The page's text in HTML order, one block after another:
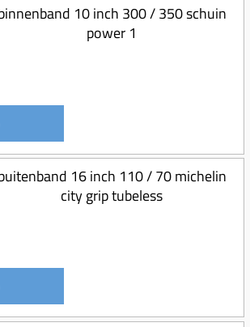
10 inch 300 / 350 schuin
power 1
16 inch 110 / 70 michelin
city grip tubeless